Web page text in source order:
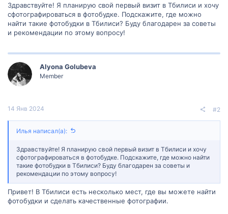
Здравствуйте! Я планирую свой первый визит в Тбилиси и хочу
сфотографироваться в фотобудке. Подскажите, где можно
найти такие фотобудки в Тбилиси? Буду благодарен за советы
и рекомендации по этому вопросу!
Alyona Golubeva
Member
14 Янв 2024 #2
Илья написал(а):
Здравствуйте! Я планирую свой первый визит в Тбилиси и хочу
сфотографироваться в фотобудке. Подскажите, где можно найти
такие фотобудки в Тбилиси? Буду благодарен за советы и
рекомендации по этому вопросу!
Привет! В Тбилиси есть несколько мест, где вы можете найти
фотобудки и сделать качественные фотографии.